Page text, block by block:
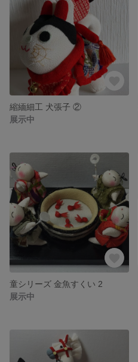
縮緬細工 犬張子 ②
展示中
童シリーズ 金魚すくい 2
展示中